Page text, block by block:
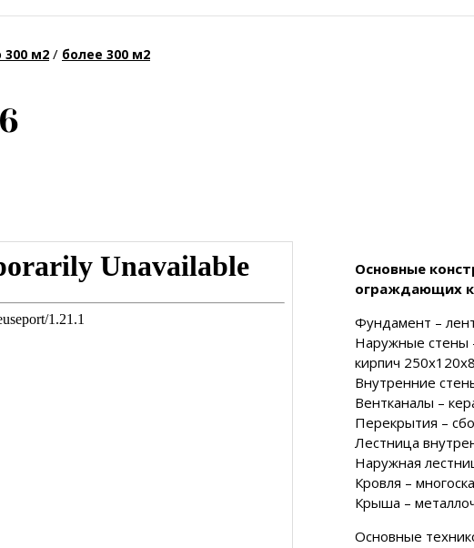
300 м2 / более 300 м2
Основные
ограждающих
Фундамент –
Наружные стены
кирпич
Внутренние
Вентканалы –
Перекрытия –
Лестница
Наружная
Кровля –
Крыша –
Основные